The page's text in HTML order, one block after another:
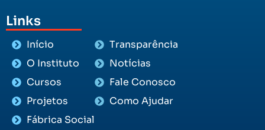
Links
Início
O Instituto
Cursos
Projetos
Fábrica Social
Transparência
Notícias
Fale Conosco
Como Ajudar